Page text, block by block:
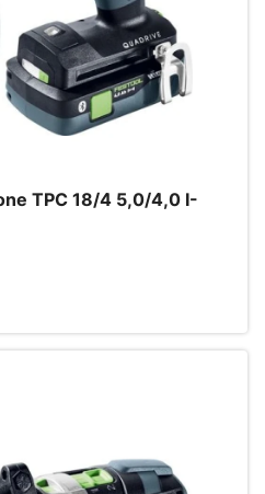
TPC 18/4 5,0/4,0 I-